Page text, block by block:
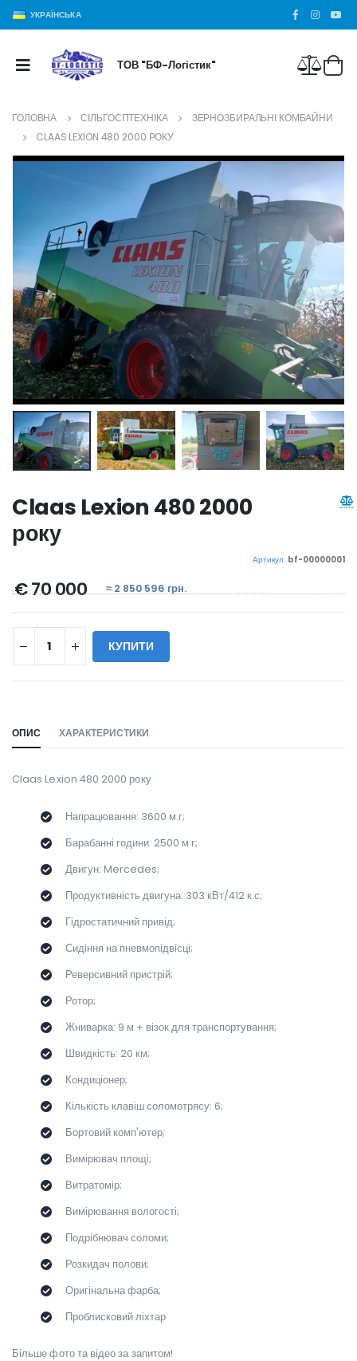
УКРАЇНСЬКА
ТОВ "БФ-Логістик"
ГОЛОВНА СІЛЬГОСПТЕХНІКА
ЗЕРНОЗБИРАЛЬНІ КОМБАЙНИ
CLAAS LEXION 480 2000 РОКУ
Claas Lexion 480 2000
року
Артикул: bf-00000001
€ 70 000 ≈ 2 850 596 грн.
КУПИТИ
ОПИС ХАРАКТЕРИСТИКИ
Claas Lexion 480 2000 року
Напрацювання: 3600 м.г;
Барабанні години: 2500 м.г;
Двигун: Mercedes;
Продуктивність двигуна: 303 кВт/412 к.с;
Гідростатичний привід;
Сидіння на пневмопідвісці;
Реверсивний пристрій;
Ротор;
Жниварка: 9 м + візок для транспортування;
Швидкість: 20 км;
Кондиціонер;
Кількість клавіш соломотрясу: 6;
Бортовий комп'ютер;
Вимірювач площі;
Витратомір;
Вимірювання вологості;
Подрібнювач соломи;
Розкидач полови;
Оригінальна фарба;
Проблисковий ліхтар
Більше фото та відео за запитом!